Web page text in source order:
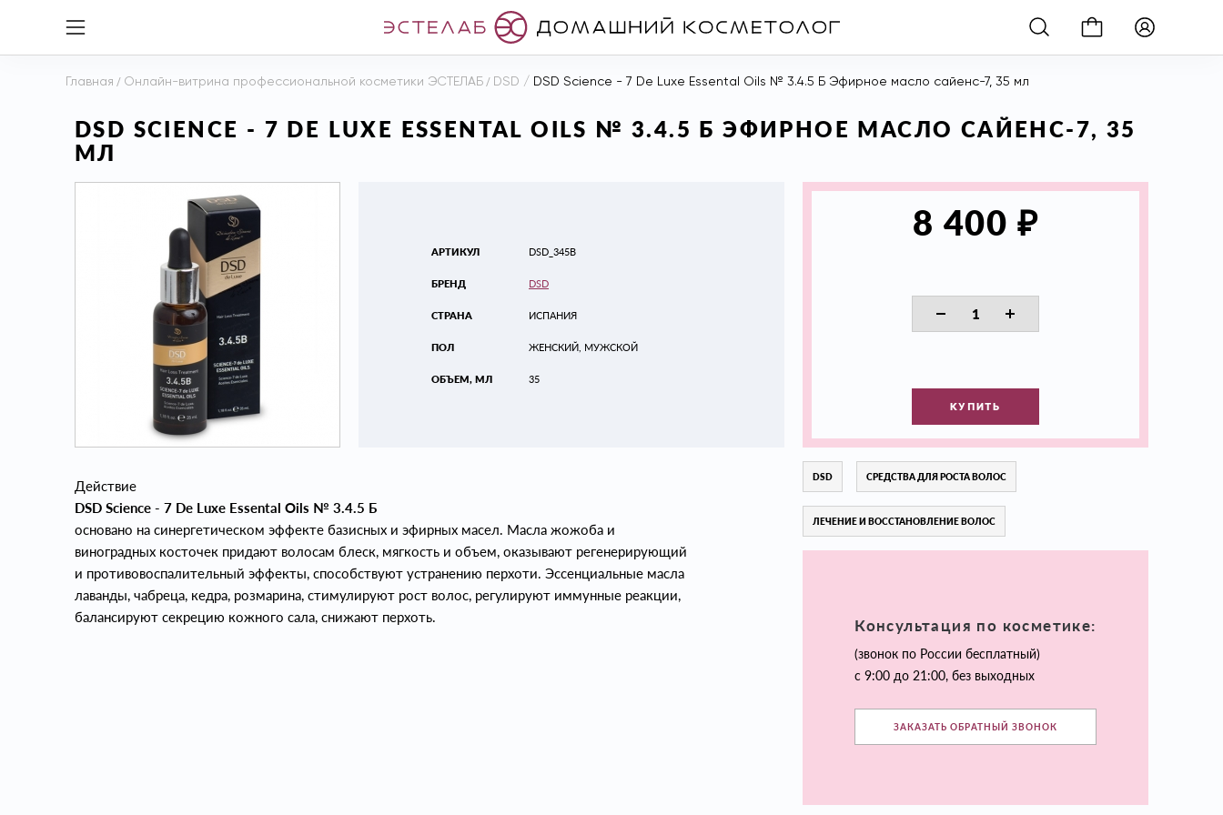
Главная / Онлайн-витрина профессиональной косметики ЭСТЕЛАБ / DSD / DSD Science - 7 De Luxe Essental Oils № 3.4.5 Б Эфирное масло сайенс-7, 35 мл
DSD SCIENCE - 7 DE LUXE ESSENTAL OILS № 3.4.5 Б ЭФИРНОЕ МАСЛО САЙЕНС-7, 35
МЛ
АРТИКУЛ
БРЕНД
СТРАНА
ПОЛ
ОБЪЕМ, МЛ
DSD_345B
DSD
ИСПАНИЯ
ЖЕНСКИЙ, МУЖСКОЙ
35
8 400 ₽
КУПИТЬ
Действие
DSD Science - 7 De Luxe Essental Oils № 3.4.5 Б
основано на синергетическом эффекте базисных и эфирных масел. Масла жожоба и
виноградных косточек придают волосам блеск, мягкость и объем, оказывают регенерирующий
и противовоспалительный эффекты, способствуют устранению перхоти. Эссенциальные масла
лаванды, чабреца, кедра, розмарина, стимулируют рост волос, регулируют иммунные реакции,
балансируют секрецию кожного сала, снижают перхоть.
DSD СРЕДСТВА ДЛЯ РОСТА ВОЛОС
ЛЕЧЕНИЕ И ВОССТАНОВЛЕНИЕ ВОЛОС
Консультация по косметике:
(звонок по России бесплатный)
с 9:00 до 21:00, без выходных
ЗАКАЗАТЬ ОБРАТНЫЙ ЗВОНОК